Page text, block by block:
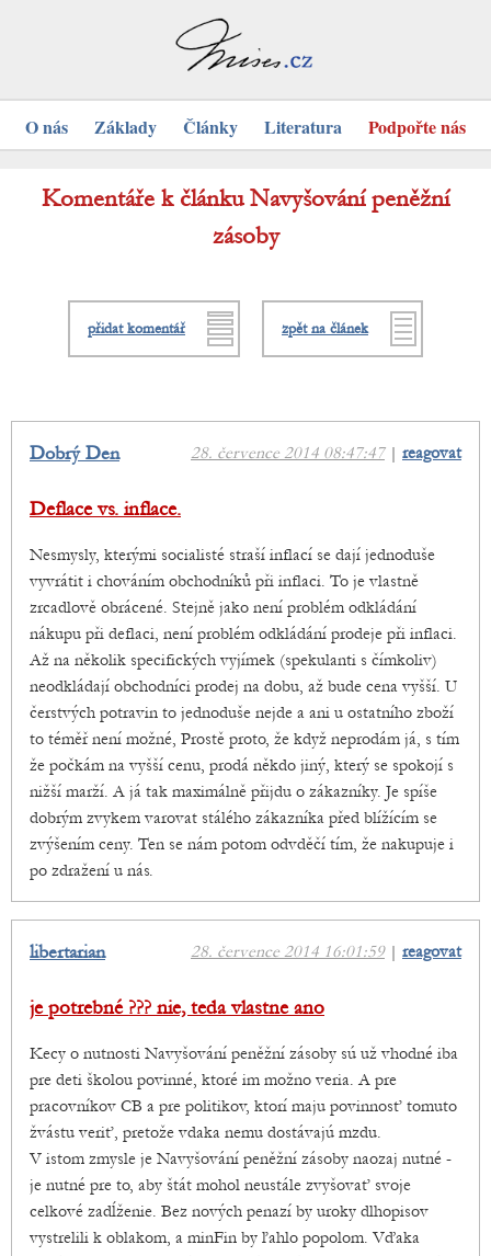
O nás Základy Články Literatura Podpořte nás
Komentáře k článku Navyšování peněžní
zásoby
přidat komentář zpět na článek
28. července 2014 08:47:47| reagovat
Dobrý Den
Deflace vs. inflace.
Nesmysly, kterými socialisté straší inflací se dají jednoduše
vyvrátit i chováním obchodníků při inflaci. To je vlastně
zrcadlově obrácené. Stejně jako není problém odkládání
nákupu při deflaci, není problém odkládání prodeje při inflaci.
Až na několik specifických vyjímek (spekulanti s čímkoliv)
neodkládají obchodníci prodej na dobu, až bude cena vyšší. U
čerstvých potravin to jednoduše nejde a ani u ostatního zboží
to téměř není možné, Prostě proto, že když neprodám já, s tím
že počkám na vyšší cenu, prodá někdo jiný, který se spokojí s
nižší marží. A já tak maximálně přijdu o zákazníky. Je spíše
dobrým zvykem varovat stálého zákazníka před blížícím se
zvýšením ceny. Ten se nám potom odvděčí tím, že nakupuje i
po zdražení u nás.
28. července 2014 16:01:59| reagovat
libertarian
je potrebné ??? nie, teda vlastne ano
Kecy o nutnosti Navyšování peněžní zásoby sú už vhodné iba
pre deti školou povinné, ktoré im možno veria. A pre
pracovníkov CB a pre politikov, ktorí maju povinnosť tomuto
žvástu veriť, pretože vdaka nemu dostávajú mzdu.
V istom zmysle je Navyšování peněžní zásoby naozaj nutné -
je nutné pre to, aby štát mohol neustále zvyšovať svoje
celkové zadĺženie. Bez nových penazí by uroky dlhopisov
vystrelili k oblakom, a minFin by ľahlo popolom. Vďaka